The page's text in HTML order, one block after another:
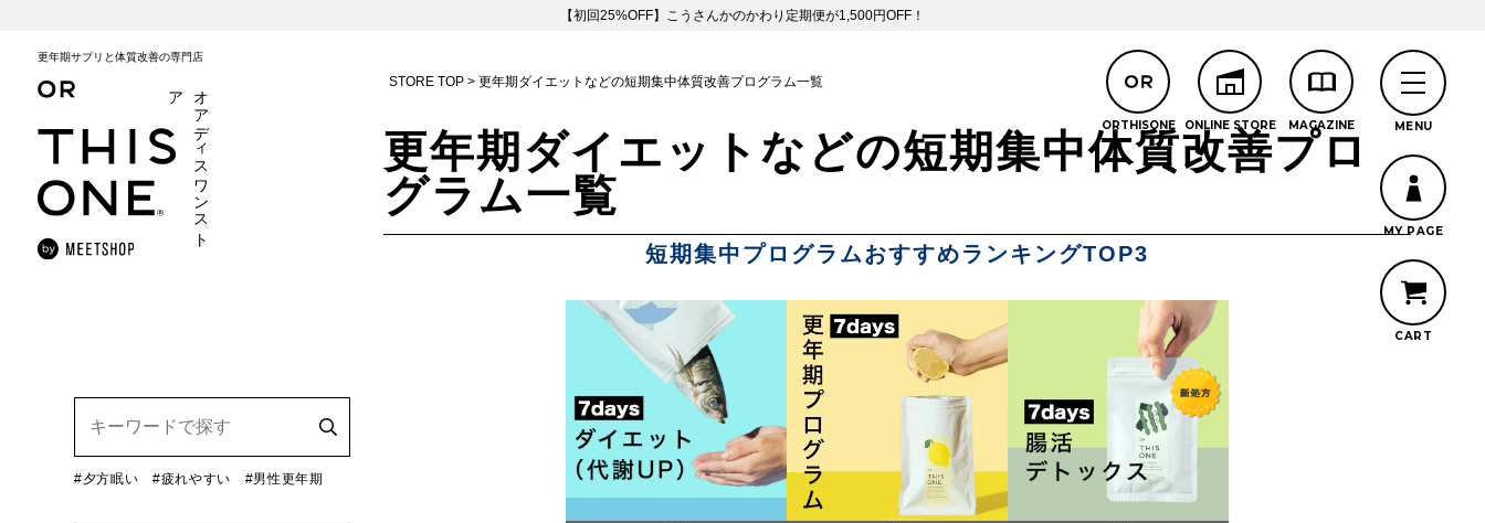
【初回25%OFF】こうさんかのかわり定期便が1,500円OFF！
オ
ア
デ
ィ
ス
ワ
ン
ス
ト
ア
更年期サプリと体質改善の専門店
#夕方眠い #疲れやすい #男性更年期
STORE TOP 更年期ダイエットなどの短期集中体質改善プログラム一覧
更年期ダイエットなどの短期集中体質改善プロ
グラム一覧
短期集中プログラムおすすめランキングTOP3